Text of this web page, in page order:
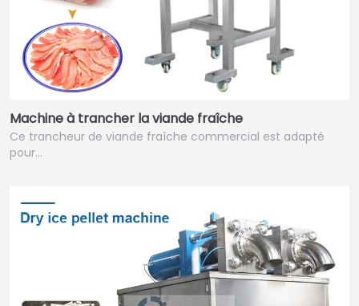
Machine à trancher la viande fraîche
Ce trancheur de viande fraîche commercial est adapté
pour…